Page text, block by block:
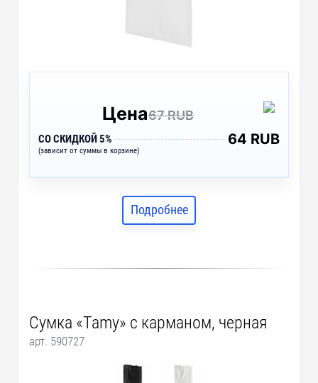
Цена67 RUB
СО СКИДКОЙ 5%
(зависит от суммы в корзине)
64 RUB
Подробнее
Сумка «Tamy» с карманом, черная
арт. 590727